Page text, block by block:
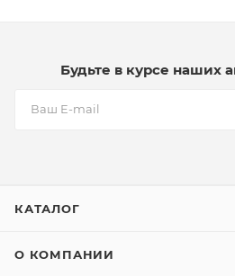
Будьте в курсе наших
КАТАЛОГ
О КОМПАНИИ